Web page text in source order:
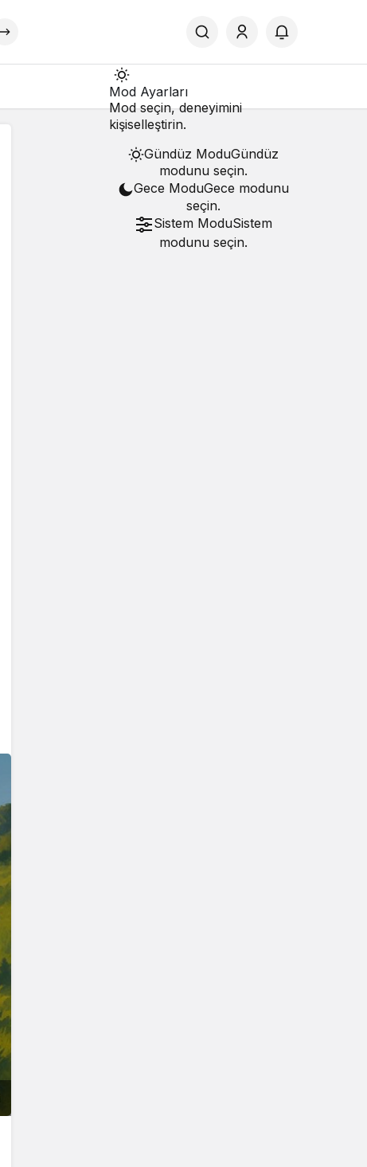
Mod
değiştir
Mod Ayarları
Mod seçin, deneyimini
kişiselleştirin.
Gündüz ModuGündüz
modunu seçin.
Gece ModuGece modunu
seçin.
Sistem ModuSistem
modunu seçin.